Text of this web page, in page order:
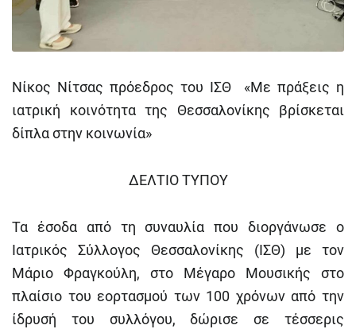
Νίκος Νίτσας πρόεδρος του ΙΣΘ «Με πράξεις η
ιατρική κοινότητα της Θεσσαλονίκης βρίσκεται
δίπλα στην κοινωνία»
ΔΕΛΤΙΟ ΤΥΠΟΥ
Τα έσοδα από τη συναυλία που διοργάνωσε ο
Ιατρικός Σύλλογος Θεσσαλονίκης (ΙΣΘ) με τον
Μάριο Φραγκούλη, στο Μέγαρο Μουσικής στο
πλαίσιο του εορτασμού των 100 χρόνων από την
ίδρυσή του συλλόγου, δώρισε σε τέσσερις